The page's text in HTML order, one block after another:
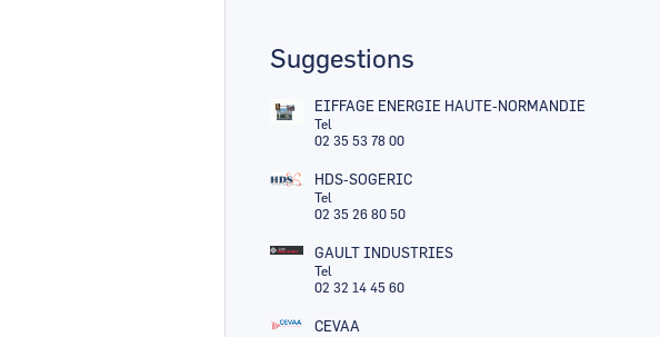
Suggestions
EIFFAGE ENERGIE HAUTE-NORMANDIE
Tel
02 35 53 78 00
HDS-SOGERIC
Tel
02 35 26 80 50
GAULT INDUSTRIES
Tel
02 32 14 45 60
CEVAA